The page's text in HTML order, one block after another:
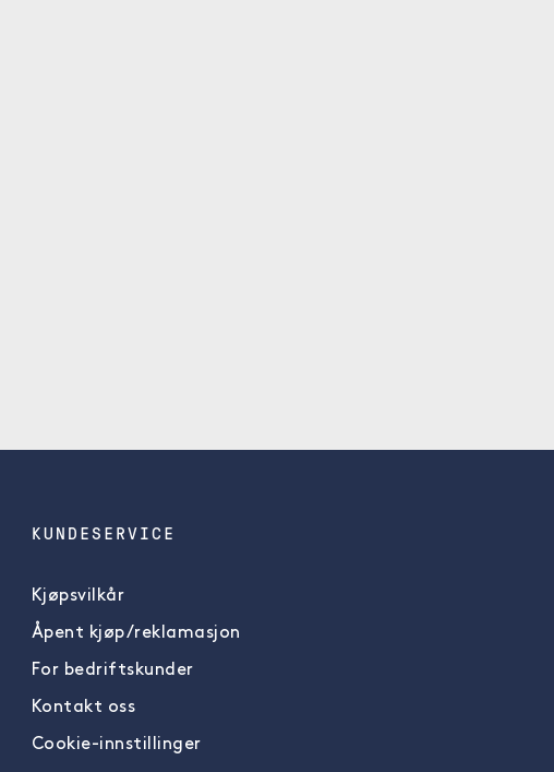
KUNDESERVICE
Kjøpsvilkår
Åpent kjøp/reklamasjon
For bedriftskunder
Kontakt oss
Cookie-innstillinger